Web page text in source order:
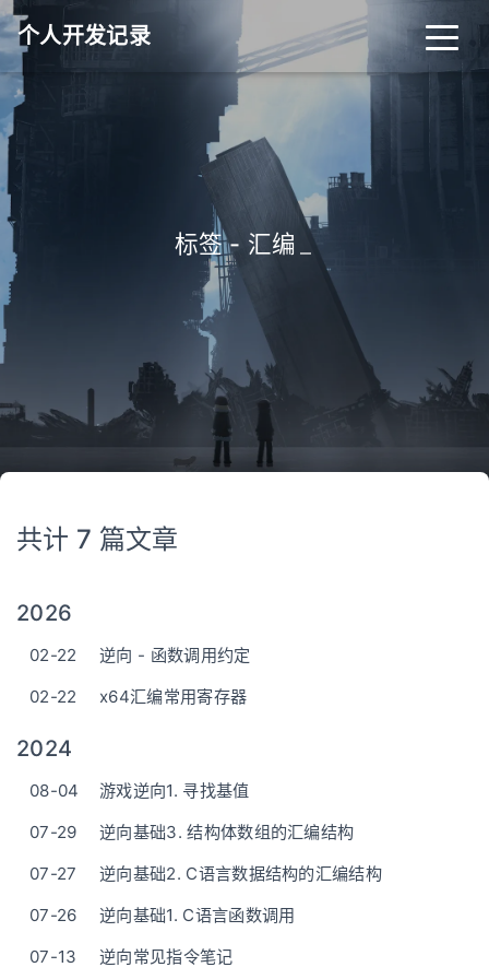
个人开发记录
标签 - 汇编
共计 7 篇文章
2026
02-22
逆向 - 函数调用约定
02-22
x64汇编常用寄存器
2024
08-04
游戏逆向1. 寻找基值
07-29
逆向基础3. 结构体数组的汇编结构
07-27
逆向基础2. C语言数据结构的汇编结构
07-26
逆向基础1. C语言函数调用
07-13
逆向常见指令笔记